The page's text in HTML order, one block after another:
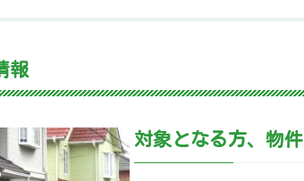
報
対象となる方、物件